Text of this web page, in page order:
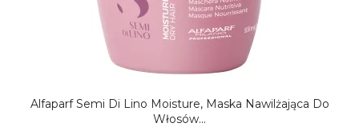
Alfaparf Semi Di Lino Moisture, Maska Nawilżająca Do
Włosów...